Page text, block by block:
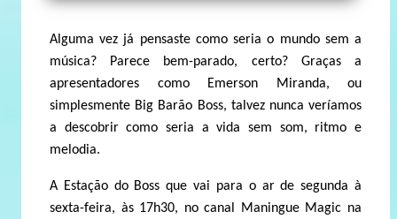
Alguma vez já pensaste como seria o mundo sem a
música? Parece bem-parado, certo? Graças a
apresentadores como Emerson Miranda, ou
simplesmente Big Barão Boss, talvez nunca veríamos
a descobrir como seria a vida sem som, ritmo e
melodia.
A Estação do Boss que vai para o ar de segunda à
sexta-feira, às 17h30, no canal Maningue Magic na